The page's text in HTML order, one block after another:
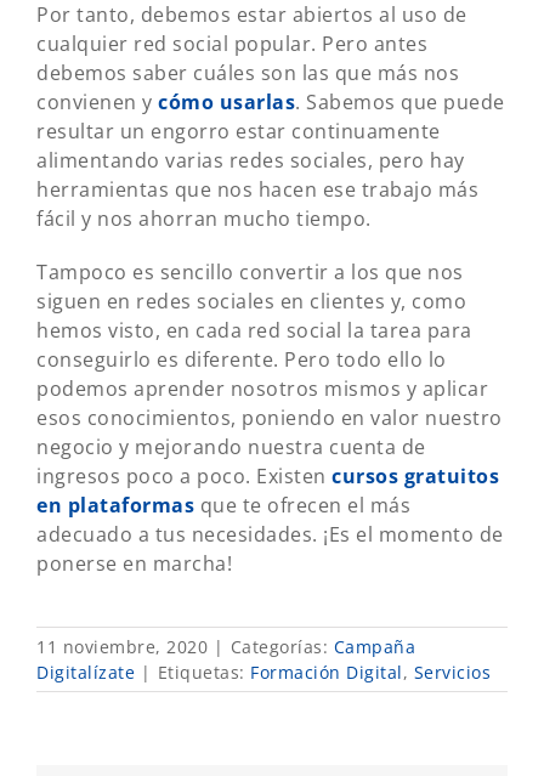
Por tanto, debemos estar abiertos al uso de
cualquier red social popular. Pero antes
debemos saber cuáles son las que más nos
convienen y cómo usarlas. Sabemos que puede
resultar un engorro estar continuamente
alimentando varias redes sociales, pero hay
herramientas que nos hacen ese trabajo más
fácil y nos ahorran mucho tiempo.
Tampoco es sencillo convertir a los que nos
siguen en redes sociales en clientes y, como
hemos visto, en cada red social la tarea para
conseguirlo es diferente. Pero todo ello lo
podemos aprender nosotros mismos y aplicar
esos conocimientos, poniendo en valor nuestro
negocio y mejorando nuestra cuenta de
ingresos poco a poco. Existen cursos gratuitos
en plataformas que te ofrecen el más
adecuado a tus necesidades. ¡Es el momento de
ponerse en marcha!
11 noviembre, 2020 | Categorías: Campaña
Digitalízate | Etiquetas: Formación Digital, Servicios